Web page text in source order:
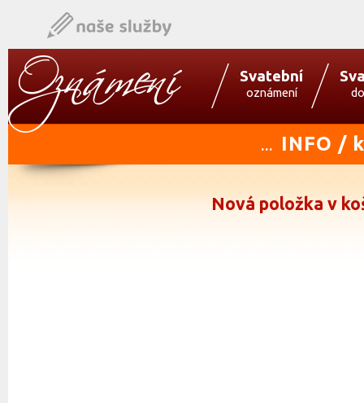
Svatební
oznámení
... INFO /
Nová položka v